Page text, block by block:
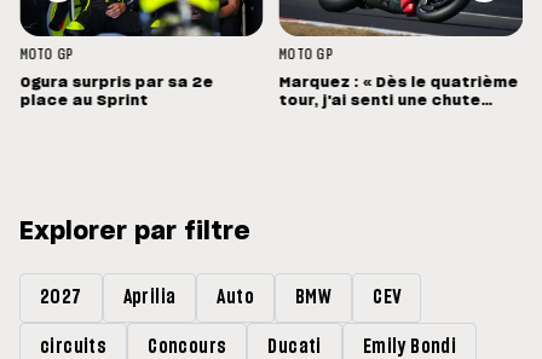
MOTO GP
Ogura surpris par sa 2e
place au Sprint
MOTO GP
Marquez : « Dès le quatrième
tour, j'ai senti une chute
Explorer par filtre
2027 Aprilia Auto BMW CEV
circuits Concours Ducati Emily Bondi